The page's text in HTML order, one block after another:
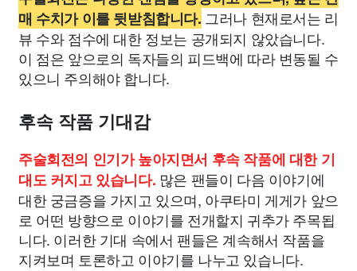
매 수치가 이를 뒷받침합니다. 그러나 현재로서는 리
뷰 수와 점수에 대한 정보는 공개되지 않았습니다.
이 점은 앞으로의 독자들의 피드백에 따라 변동될 수
있으니 주의해야 합니다.
후속 작품 기대감
주술회전의 인기가 높아지면서 후속 작품에 대한 기
대도 커지고 있습니다. 많은 팬들이 다음 이야기에
대한 궁금증을 가지고 있으며, 아쿠타미 게게가 앞으
로 어떤 방향으로 이야기를 전개할지 귀추가 주목됩
니다. 이러한 기대 속에서 팬들은 계속해서 작품을
지켜보며 토론하고 이야기를 나누고 있습니다.